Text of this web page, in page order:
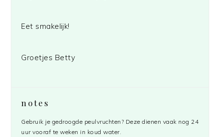
Eet smakelijk!
Groetjes Betty
notes
Gebruik je gedroogde peulvruchten? Deze dienen vaak nog 24
uur vooraf te weken in koud water.